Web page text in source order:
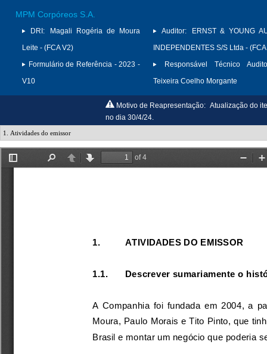
MPM Corpóreos S.A.
DRI:
Magali Rogéria de Moura
Leite - (FCA V2)
Formulário de Referência - 2023 -
V10
Auditor:
ERNST & YOUNG
INDEPENDENTES S/S Ltda -
Responsável Técnico
Teixeira Coelho Morgante
Motivo de Reapresentação: Atualização do
no dia 30/4/24.